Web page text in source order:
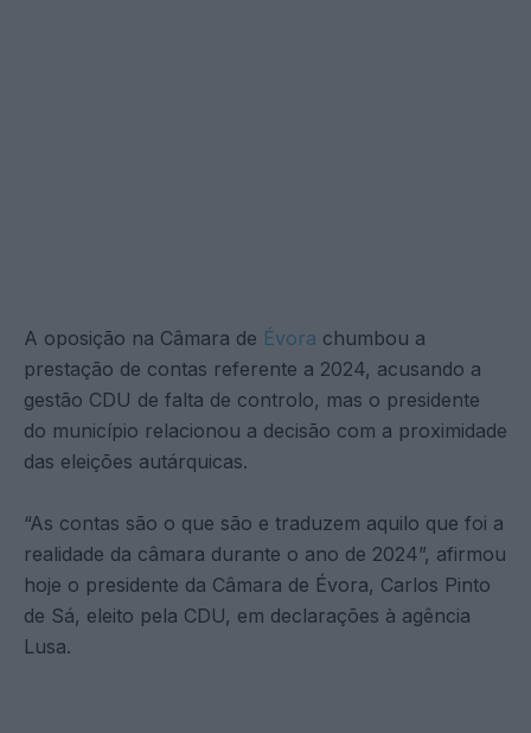
A oposição na Câmara de Évora chumbou a
prestação de contas referente a 2024, acusando a
gestão CDU de falta de controlo, mas o presidente
do município relacionou a decisão com a proximidade
das eleições autárquicas.
“As contas são o que são e traduzem aquilo que foi a
realidade da câmara durante o ano de 2024”, afirmou
hoje o presidente da Câmara de Évora, Carlos Pinto
de Sá, eleito pela CDU, em declarações à agência
Lusa.